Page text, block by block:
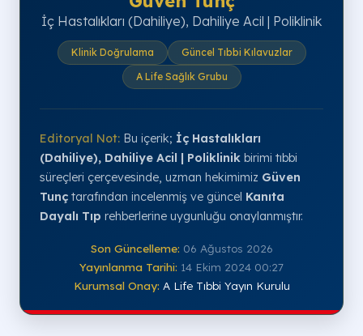
İç Hastalıkları (Dahiliye), Dahiliye Acil | Poliklinik
Klinik Doğrulama
Güncel Tıbbi Kılavuzlar
A Life Sağlık Grubu
Editoryal Not: Bu içerik; İç Hastalıkları
(Dahiliye), Dahiliye Acil | Poliklinik birimi tıbbi
süreçleri çerçevesinde, uzman hekimimiz Güven
Tunç tarafından incelenmiş ve güncel Kanıta
Dayalı Tıp rehberlerine uygunluğu onaylanmıştır.
Son Güncelleme: 06 Ağustos 2026
Yayınlanma Tarihi: 14 Ekim 2024 00:27
Kurumsal Onay: A Life Tıbbi Yayın Kurulu